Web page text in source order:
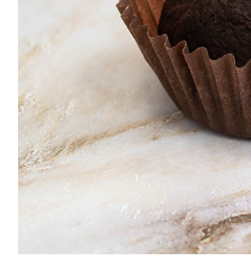
Новинки
Рецепты
Блог
Оплата/доставка